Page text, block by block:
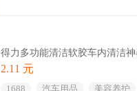
得力多功能清洁软胶车内清洁
2.11 元